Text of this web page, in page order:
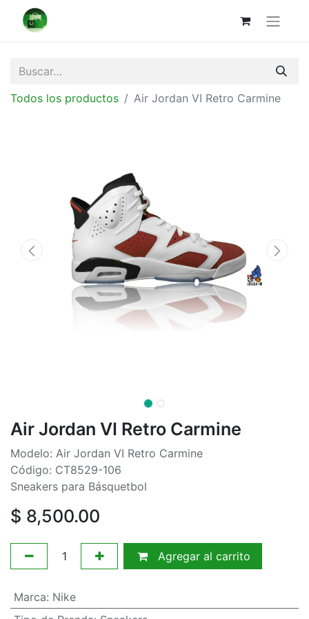
Todos los productos Air Jordan VI Retro Carmine
Air Jordan VI Retro Carmine
Modelo: Air Jordan VI Retro Carmine
Código: CT8529-106
Sneakers para Básquetbol
$ 8,500.00
Agregar al carrito
Marca: Nike